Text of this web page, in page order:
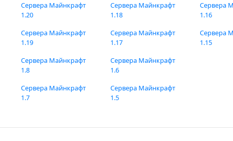
Сервера Майнкрафт
1.20
Сервера Майнкрафт
1.19
Сервера Майнкрафт
1.18
Сервера Майнкрафт
1.17
Сервера
1.16
Сервера
1.15
Сервера Майнкрафт
1.8
Сервера Майнкрафт
1.7
Сервера Майнкрафт
1.6
Сервера Майнкрафт
1.5